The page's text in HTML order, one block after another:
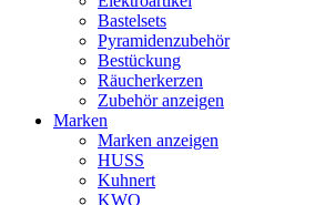
Bastelsets
Pyramidenzubehör
Bestückung
Räucherkerzen
Zubehör anzeigen
Marken
Marken anzeigen
HUSS
Kuhnert
KWO